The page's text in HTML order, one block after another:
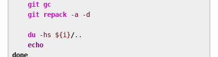
git gc
git repack
-a -d
du -hs ${i}/..
echo
done